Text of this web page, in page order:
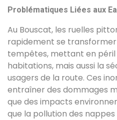
Problématiques Liées aux
Au Bouscat, les ruelles
rapidement se
tempêtes, mettant en péril
habitations, mais aussi la
usagers de la route. Ces
entraîner des dommages
que des impacts
que la pollution des